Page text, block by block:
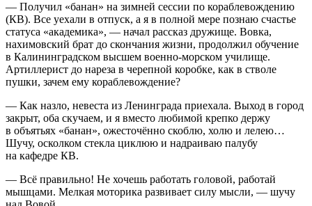
— Получил «банан» на зимней сессии по кораблевождению
(КВ). Все уехали в отпуск, а я в полной мере познаю счастье
статуса «академика», — начал рассказ дружище. Вовка,
нахимовский брат до скончания жизни, продолжил обучение
в Калининградском высшем военно-морском училище.
Артиллерист до нареза в черепной коробке, как в стволе
пушки, зачем ему кораблевождение?
— Как назло, невеста из Ленинграда приехала. Выход в город
закрыт, оба скучаем, и я вместо любимой крепко держу
в объятьях «банан», ожесточённо скоблю, холю и лелею…
Шучу, осколком стекла циклюю и надраиваю палубу
на кафедре КВ.
— Всё правильно! Не хочешь работать головой, работай
мышцами. Мелкая моторика развивает силу мысли, — шучу